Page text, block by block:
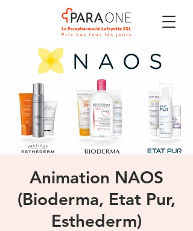
Animation NAOS
(Bioderma, Etat Pur,
Esthederm)